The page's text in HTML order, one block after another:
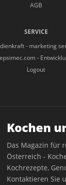
AGB
SERVICE
- marketing
epsimec.com -
Logout
Kochen
Das Magazin für
Österreich -
Kochrezepte,
Kontaktieren Sie